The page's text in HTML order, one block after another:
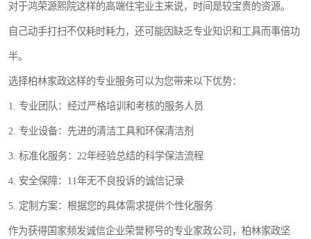
对于鸿荣源熙院这样的高端住宅业主来说，时间是较宝贵的资源。
自己动手打扫不仅耗时耗力，还可能因缺乏专业知识和工具而事倍功
半。
选择柏林家政这样的专业服务可以为您带来以下优势：
1. 专业团队：经过严格培训和考核的服务人员
2. 专业设备：先进的清洁工具和环保清洁剂
3. 标准化服务：22年经验总结的科学保洁流程
4. 安全保障：11年无不良投诉的诚信记录
5. 定制方案：根据您的具体需求提供个性化服务
作为获得国家频发诚信企业荣誉称号的专业家政公司，柏林家政坚